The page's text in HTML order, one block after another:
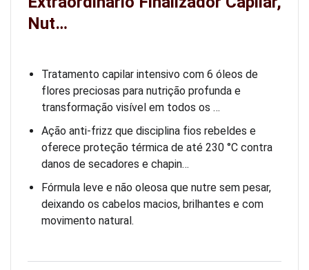
Nut…
Tratamento capilar intensivo com 6 óleos de
flores preciosas para nutrição profunda e
transformação visível em todos os …
Ação anti-frizz que disciplina fios rebeldes e
oferece proteção térmica de até 230 °C contra
danos de secadores e chapin…
Fórmula leve e não oleosa que nutre sem pesar,
deixando os cabelos macios, brilhantes e com
movimento natural.